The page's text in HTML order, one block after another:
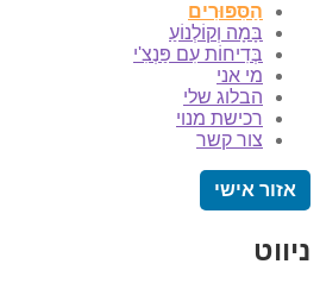
הַסִּפּוּרִים
בָּמָה וְקוֹלְנוֹעַ
בְּדִיחוֹת עִם פַּנְצִ'י
מי אני
הבלוג שלי
רכישת מנוי
צור קשר
אזור אישי
ניווט